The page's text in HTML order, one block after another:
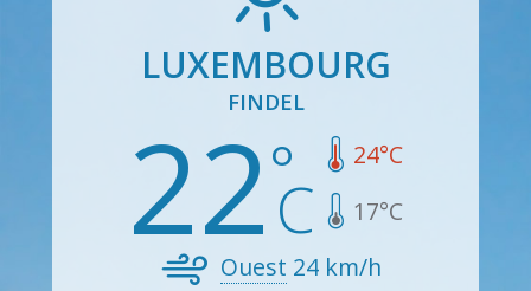
LUXEMBOURG
FINDEL
22 24°C
17°C
Ouest 24 km/h